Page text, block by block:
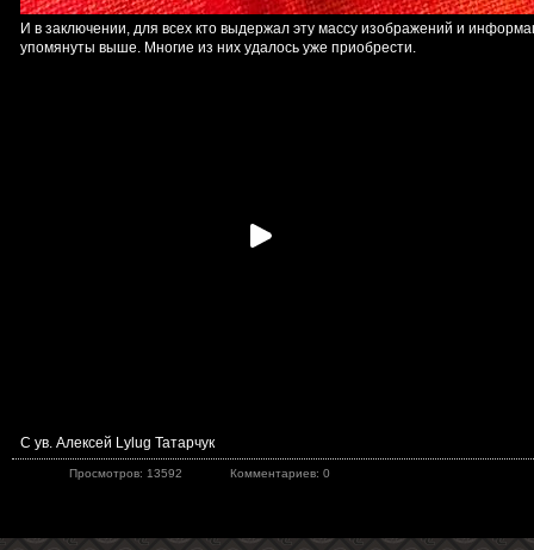
И в заключении, для всех кто выдержал эту массу изображений и
упомянуты выше. Многие из них удалось уже приобрести.
С ув. Алексей Lylug Татарчук
Просмотров: 13592 Комментариев: 0